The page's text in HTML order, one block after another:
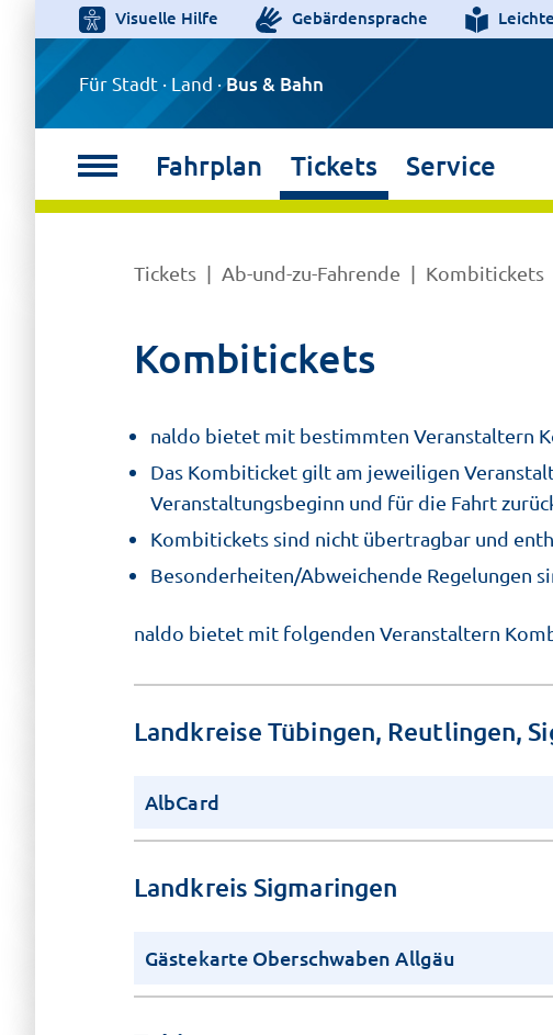
Visuelle Hilfe Gebärdensprache
Für Stadt · Land ·Bus & Bahn
Fahrplan Tickets Service
Tickets Ab-und-zu-Fahrende Kombitickets
Kombitickets
naldo bietet mit bestimmten Veranstaltern
Das Kombiticket gilt am jeweiligen
Veranstaltungsbeginn und für die Fahrt
Kombitickets sind nicht übertragbar und
Besonderheiten/Abweichende Regelungen
naldo bietet mit folgenden Veranstaltern
Landkreise Tübingen, Reutlingen,
AlbCard
Landkreis Sigmaringen
Gästekarte Oberschwaben Allgäu